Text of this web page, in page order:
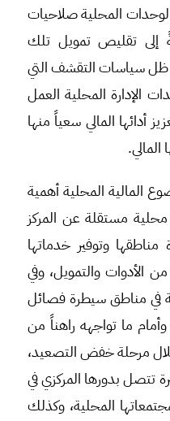
المحلية صلاحيات
إلى تقليص تمويل تلك
ظل سياسات التقشف التي
الإدارة المحلية العمل
أدائها المالي سعياً منها
المالي.
المالية المحلية أهمية
مستقلة عن المركز
مناطقها وتوفير خدماتها
الأدوات والتمويل، وفي
في مناطق سيطرة فصائل
ما تواجهه راهناً من
مرحلة خفض التصعيد،
تتصل بدورها المركزي في
المحلية، وكذلك